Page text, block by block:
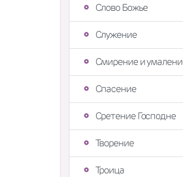
Слово Божье
Служение
Смирение и
Спасение
Сретение Господне
Творение
Троица